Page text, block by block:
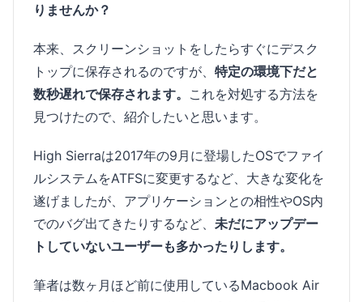
りませんか？
本来、スクリーンショットをしたらすぐにデスク
トップに保存されるのですが、 特定の環境下だと
数秒遅れで保存されます。 これを対処する方法を
見つけたので、紹介したいと思います。
High Sierraは2017年の9月に登場したOSでファイ
ルシステムをATFSに変更するなど、大きな変化を
遂げましたが、アプリケーションとの相性やOS内
でのバグ出てきたりするなど、 未だにアップデー
トしていないユーザーも多かったりします。
筆者は数ヶ月ほど前に使用しているMacbook Air